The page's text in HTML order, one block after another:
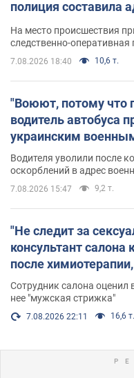
полиция составила
На место происшествия
следственно-оперативная
7.08.2026 18:40 10,6 т.
"Воюют, потому что
водитель автобуса
украинским
Водителя уволили после
оскорблений в адрес
7.08.2026 15:47 9,2 т.
"Не следит за
консультант
после
Сотрудник салона
нее "мужская стрижка"
7.08.2026 22:11 16,6 т.